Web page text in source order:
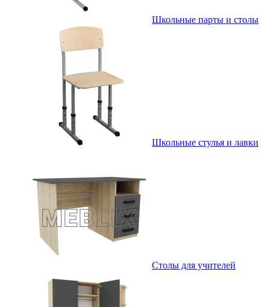
Школьные парты и столы
Школьные стулья и лавки
Столы для учителей